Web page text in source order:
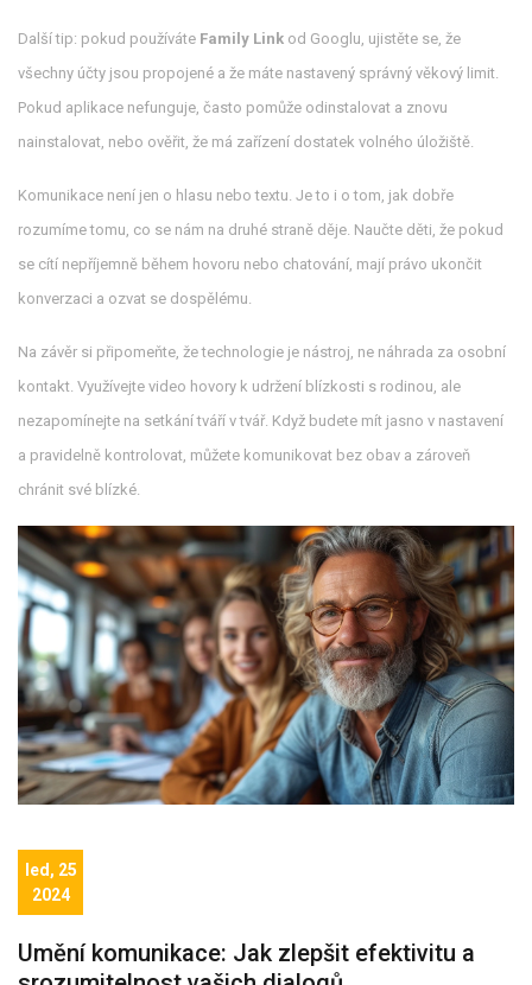
Další tip: pokud používáte Family Link od Googlu, ujistěte se, že
všechny účty jsou propojené a že máte nastavený správný věkový limit.
Pokud aplikace nefunguje, často pomůže odinstalovat a znovu
nainstalovat, nebo ověřit, že má zařízení dostatek volného úložiště.
Komunikace není jen o hlasu nebo textu. Je to i o tom, jak dobře
rozumíme tomu, co se nám na druhé straně děje. Naučte děti, že pokud
se cítí nepříjemně během hovoru nebo chatování, mají právo ukončit
konverzaci a ozvat se dospělému.
Na závěr si připomeňte, že technologie je nástroj, ne náhrada za osobní
kontakt. Využívejte video hovory k udržení blízkosti s rodinou, ale
nezapomínejte na setkání tváří v tvář. Když budete mít jasno v nastavení
a pravidelně kontrolovat, můžete komunikovat bez obav a zároveň
chránit své blízké.
led, 25
2024
Umění komunikace: Jak zlepšit efektivitu a